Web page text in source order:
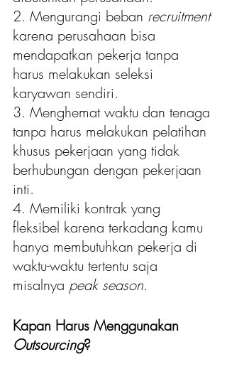
2. Mengurangi beban recruitment
karena perusahaan bisa
mendapatkan pekerja tanpa
harus melakukan seleksi
karyawan sendiri.
3. Menghemat waktu dan tenaga
tanpa harus melakukan pelatihan
khusus pekerjaan yang tidak
berhubungan dengan pekerjaan
inti.
4. Memiliki kontrak yang
fleksibel karena terkadang kamu
hanya membutuhkan pekerja di
waktu-waktu tertentu saja
misalnya peak season.
Kapan Harus Menggunakan
Outsourcing?